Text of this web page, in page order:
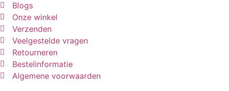
Blogs
Onze winkel
Verzenden
Veelgestelde vragen
Retourneren
Bestelinformatie
Algemene voorwaarden